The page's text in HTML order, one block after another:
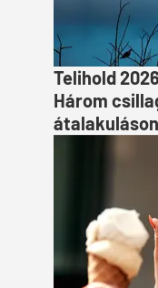
Telihold
Három